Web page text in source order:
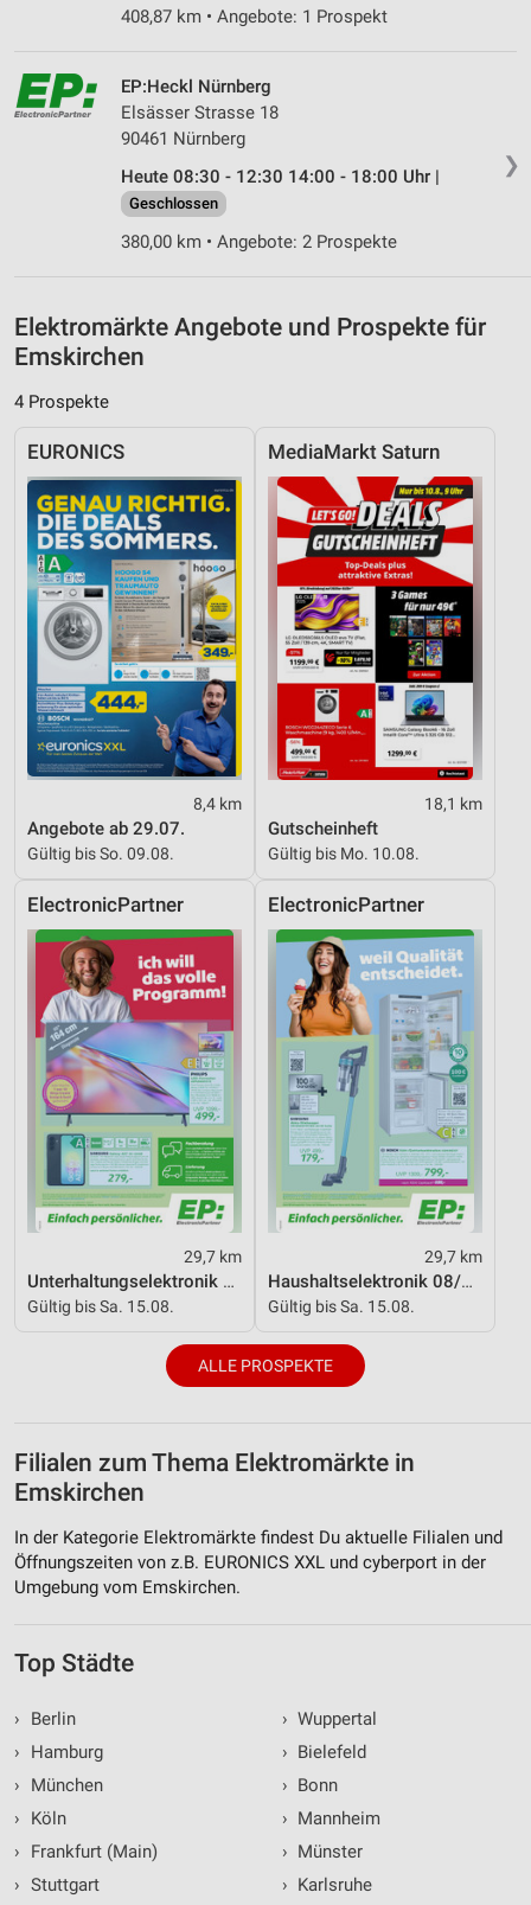
408,87 km • Angebote: 1 Prospekt
❯
EP:Heckl Nürnberg
Elsässer Strasse 18
90461 Nürnberg
Heute 08:30 - 12:30 14:00 - 18:00 Uhr |
Geschlossen
380,00 km • Angebote: 2 Prospekte
Elektromärkte Angebote und Prospekte für
Emskirchen
4 Prospekte
EURONICS
8,4 km
Angebote ab 29.07.
Gültig bis So. 09.08.
MediaMarkt Saturn
18,1 km
Gutscheinheft
Gültig bis Mo. 10.08.
ElectronicPartner
29,7 km
Unterhaltungselektronik 08/2026
Gültig bis Sa. 15.08.
ElectronicPartner
29,7 km
Haushaltselektronik 08/2026
Gültig bis Sa. 15.08.
ALLE PROSPEKTE
Filialen zum Thema Elektromärkte in
Emskirchen
In der Kategorie Elektromärkte findest Du aktuelle Filialen und
Öffnungszeiten von z.B. EURONICS XXL und cyberport in der
Umgebung vom Emskirchen.
Top Städte
›
Berlin
›
Hamburg
›
München
›
Köln
›
Frankfurt (Main)
› Stuttgart
› Wuppertal
› Bielefeld
› Bonn
› Mannheim
› Münster
› Karlsruhe
Verwendung reduzierter Daten zur Auswahl von
IAB-Besonderheiten:
Verwendung genauer Standortdaten
Geräte anhand von aktiv angeforderten
Informationen identifizieren
Funktional
Werbung